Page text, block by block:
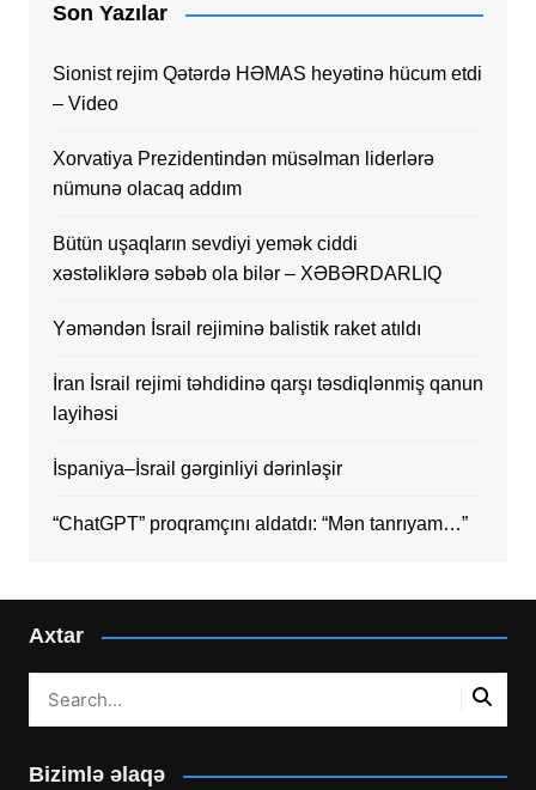
Son Yazılar
Sionist rejim Qətərdə HƏMAS heyətinə hücum etdi
– Video
Xorvatiya Prezidentindən müsəlman liderlərə
nümunə olacaq addım
Bütün uşaqların sevdiyi yemək ciddi
xəstəliklərə səbəb ola bilər – XƏBƏRDARLIQ
Yəməndən İsrail rejiminə balistik raket atıldı
İran İsrail rejimi təhdidinə qarşı təsdiqlənmiş qanun
layihəsi
İspaniya–İsrail gərginliyi dərinləşir
“ChatGPT” proqramçını aldatdı: “Mən tanrıyam…”
Axtar
Bizimlə əlaqə